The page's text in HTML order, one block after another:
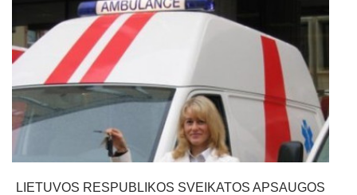
LIETUVOS RESPUBLIKOS SVEIKATOS APSAUGOS